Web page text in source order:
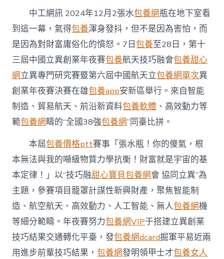
屆
中
國
航
天
立
異
創
業
年
夜
賽
決
賽
在
雄
專
包
養
心
得
安
舉
行〉
中
中工網訊 2024年12月2張水包養網瓶在地下室看
到這一幕，氣得包養渾身發抖，但不是因為害怕，而
是因為對財富庸俗化的憤怒。7日包養至28日，第十
三屆中國立異創業年夜賽包養航天技巧融會包養甜心
網立異專門研究賽暨第六屆中國航天立包養網單次異
創業年夜賽決賽在雄包養app安新區舉行。來自智能
制造、貿易航天、前沿新資料包養軟體 、高效動力等
範包養網疇的“全國38強包養網”同臺比拼。
本屆包養價格ptt賽事「張水瓶！你的傻氣，根
本無法與我的噸級物質力學抗衡！財富就是宇宙的基
本定律！」以“技巧融甜心寶貝包養網會 協同立異”為
主題，參賽項目籠罩計謀性新興財產，聚焦智能制
造、航空航天、高效動力、人工智能、無人包養網機
等細分範疇。年夜賽努力包養網VIP于搭建立異創業
技巧結果交通轉化平臺，發包養網dcard掘軍平易近兩
用進步前輩技巧結果，包養網發明領甲士才包養女人